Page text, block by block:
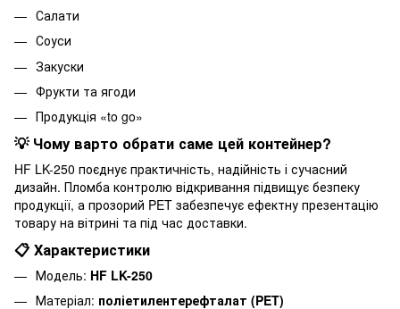
Салати
Соуси
Закуски
Фрукти та ягоди
Продукція «to go»
💡 Чому варто обрати саме цей контейнер?
HF LK-250 поєднує практичність, надійність і сучасний
дизайн. Пломба контролю відкривання підвищує безпеку
продукції, а прозорий PET забезпечує ефектну презентацію
товару на вітрині та під час доставки.
📋 Характеристики
Модель: HF LK-250
Матеріал: поліетилентерефталат (PET)